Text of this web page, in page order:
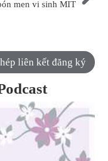
men vi sinh MIT
liên kết đăng ký